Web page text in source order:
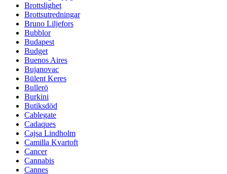
Brottslighet
Brottsutredningar
Bruno Liljefors
Bubblor
Budapest
Budget
Buenos Aires
Bujanovac
Bülent Keres
Bullerö
Burkini
Butiksdöd
Cablegate
Cadaques
Cajsa Lindholm
Camilla Kvartoft
Cancer
Cannabis
Cannes